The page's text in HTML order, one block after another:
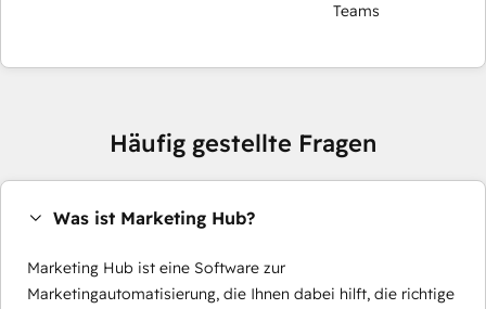
Teams
Häufig gestellte Fragen
Was ist Marketing Hub?
Marketing Hub ist eine Software zur
Marketingautomatisierung, die Ihnen dabei hilft, die richtige